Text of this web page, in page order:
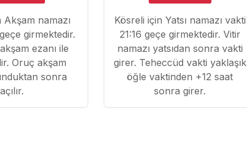
Akşam namazı
girmektedir.
ezanı ile
Oruç akşam
sonra
açılır.
Kösreli için Yatsı namazı vakti
21:16 geçe girmektedir. Vitir
namazı yatsıdan sonra vakti
girer. Teheccüd vakti yaklaşık
öğle vaktinden +12 saat
sonra girer.